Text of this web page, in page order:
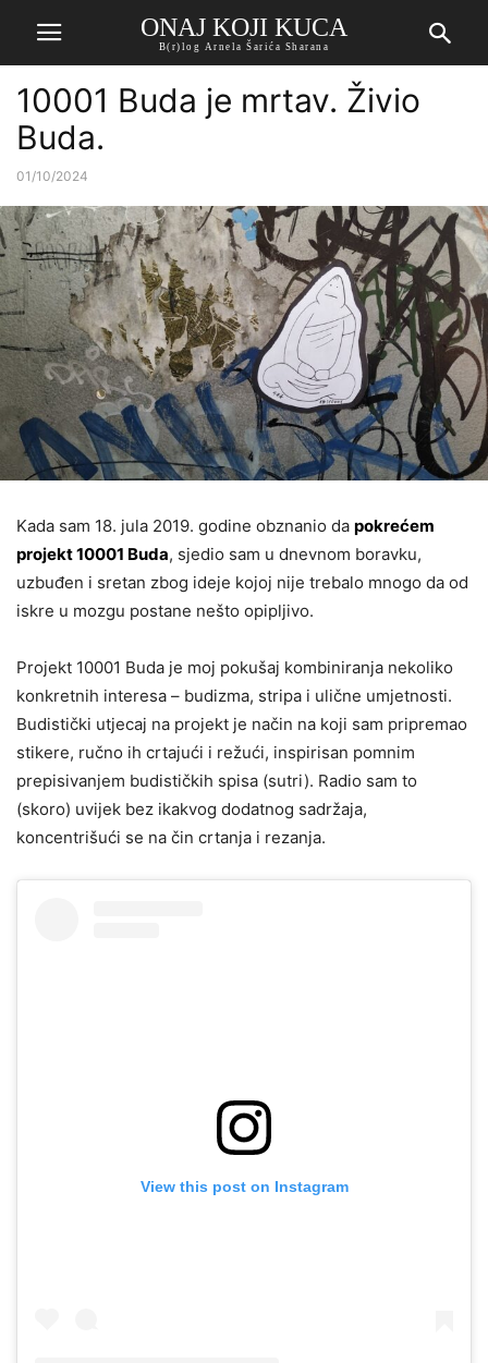
ONAJ KOJI KUCA
B(r)log Arnela Šarića Sharana
10001 Buda je mrtav. Živio
Buda.
01/10/2024
Kada sam 18. jula 2019. godine obznanio da pokrećem
projekt 10001 Buda, sjedio sam u dnevnom boravku,
uzbuđen i sretan zbog ideje kojoj nije trebalo mnogo da od
iskre u mozgu postane nešto opipljivo.
Projekt 10001 Buda je moj pokušaj kombiniranja nekoliko
konkretnih interesa – budizma, stripa i ulične umjetnosti.
Budistički utjecaj na projekt je način na koji sam pripremao
stikere, ručno ih crtajući i režući, inspirisan pomnim
prepisivanjem budističkih spisa (sutri). Radio sam to
(skoro) uvijek bez ikakvog dodatnog sadržaja,
koncentrišući se na čin crtanja i rezanja.
View this post on Instagram